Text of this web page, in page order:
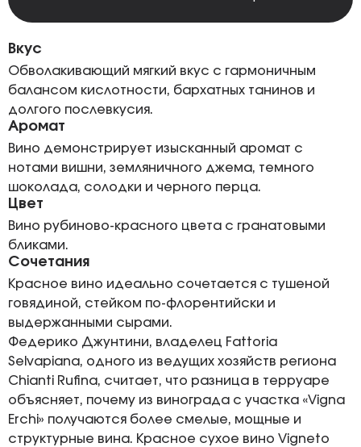
Вкус
Обволакивающий мягкий вкус с гармоничным
балансом кислотности, бархатных танинов и
долгого послевкусия.
Аромат
Вино демонстрирует изысканный аромат с
нотами вишни, земляничного джема, темного
шоколада, солодки и черного перца.
Цвет
Вино рубиново-красного цвета с гранатовыми
бликами.
Сочетания
Красное вино идеально сочетается с тушеной
говядиной, стейком по-флорентийски и
выдержанными сырами.
Федерико Джунтини, владелец Fattoria
Selvapiana, одного из ведущих хозяйств региона
Chianti Rufina, считает, что разница в терруаре
объясняет, почему из винограда с участка «Vigna
Erchi» получаются более смелые, мощные и
структурные вина. Красное сухое вино Vigneto